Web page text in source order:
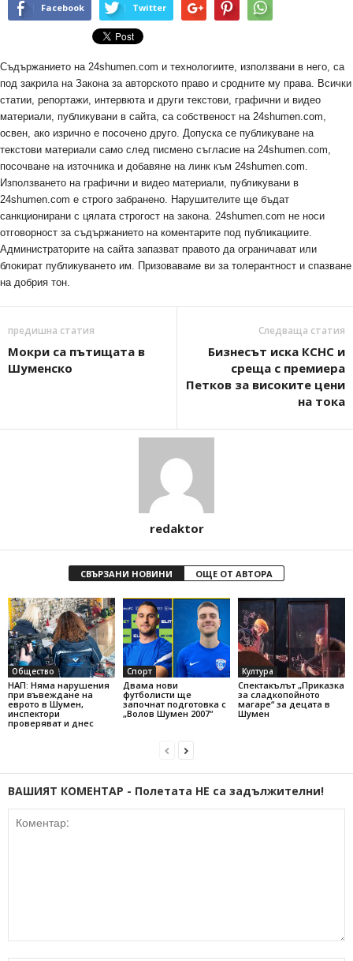
Facebook Twitter
Съдържанието на 24shumen.com и технологиите, използвани в него, са
под закрила на Закона за авторското право и сродните му права. Всички
статии, репортажи, интервюта и други текстови, графични и видео
материали, публикувани в сайта, са собственост на 24shumen.com,
освен, ако изрично е посочено друго. Допуска се публикуване на
текстови материали само след писмено съгласие на 24shumen.com,
посочване на източника и добавяне на линк към 24shumen.com.
Използването на графични и видео материали, публикувани в
24shumen.com е строго забранено. Нарушителите ще бъдат
санкционирани с цялата строгост на закона. 24shumen.com не носи
отговорност за съдържанието на коментарите под публикациите.
Администраторите на сайта запазват правото да ограничават или
блокират публикуването им. Призоваваме ви за толерантност и спазване
на добрия тон.
предишна статия
Мокри са пътищата в
Шуменско
Следваща статия
Бизнесът иска КСНС и
среща с премиера
Петков за високите цени
на тока
redaktor
СВЪРЗАНИ НОВИНИ ОЩЕ ОТ АВТОРА
Общество
НАП: Няма нарушения
при въвеждане на
еврото в Шумен,
инспектори
проверяват и днес
Спорт
Двама нови
футболисти ще
започнат подготовка с
„Волов Шумен 2007“
Култура
Спектакълът „Приказка
за сладкопойното
магаре“ за децата в
Шумен
ВАШИЯТ КОМЕНТАР - Полетата НЕ са задължителни!